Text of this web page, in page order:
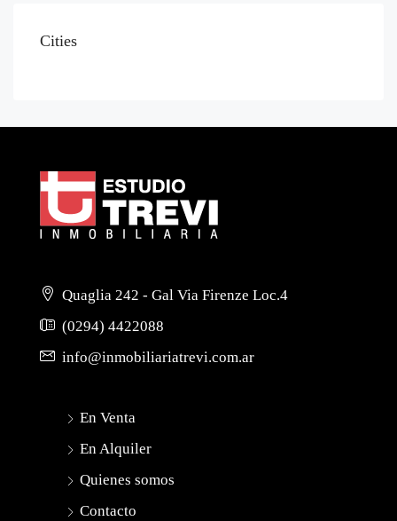
Cities
Quaglia 242 - Gal Via Firenze Loc.4
(0294) 4422088
info@inmobiliariatrevi.com.ar
En Venta
En Alquiler
Quienes somos
Contacto